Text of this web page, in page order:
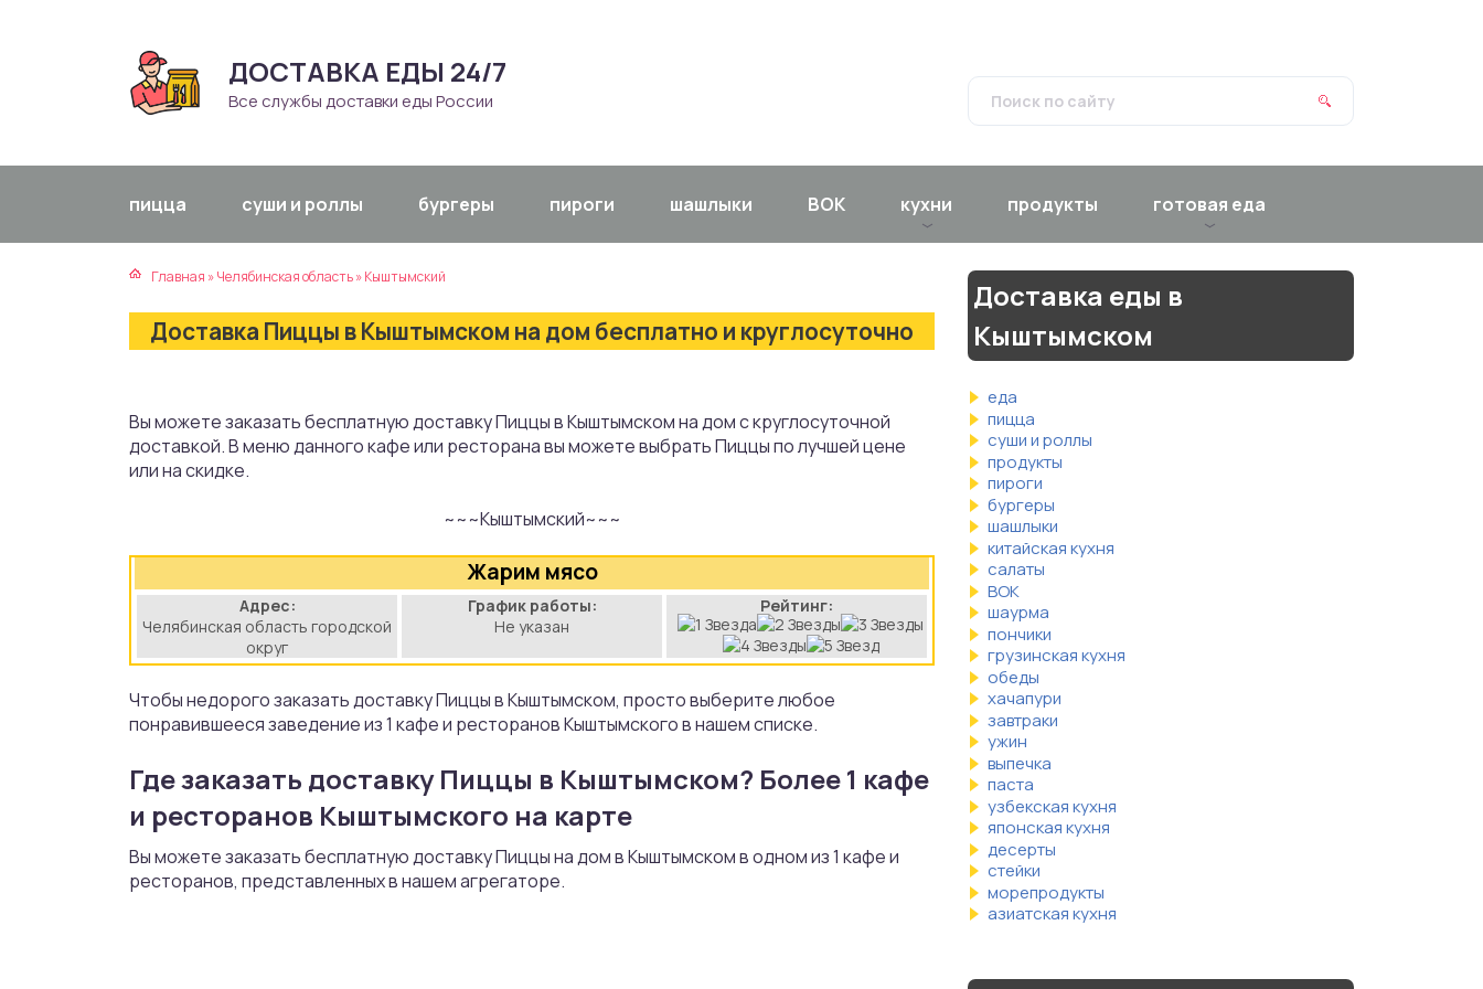
ДОСТАВКА ЕДЫ 24/7
Все службы доставки еды России
пицца суши и роллы бургеры пироги шашлыки ВОК кухни продукты готовая еда
Главная »Челябинская область»Кыштымский
Доставка Пиццы в Кыштымском на дом бесплатно и круглосуточно
Вы можете заказать бесплатную доставку Пиццы в Кыштымском на дом с круглосуточной
доставкой. В меню данного кафе или ресторана вы можете выбрать Пиццы по лучшей цене
или на скидке.
~~~Кыштымский~~~
Жарим мясо
Адрес:
Челябинская область городской
округ
График работы:
Не указан
Рейтинг:
Чтобы недорого заказать доставку Пиццы в Кыштымском, просто выберите любое
понравившееся заведение из 1 кафе и ресторанов Кыштымского в нашем списке.
Где заказать доставку Пиццы в Кыштымском? Более 1 кафе
и ресторанов Кыштымского на карте
Вы можете заказать бесплатную доставку Пиццы на дом в Кыштымском в одном из 1 кафе и
ресторанов, представленных в нашем агрегаторе.
Доставка еды в
Кыштымском
еда
пицца
суши и роллы
продукты
пироги
бургеры
шашлыки
китайская кухня
салаты
ВОК
шаурма
пончики
грузинская кухня
обеды
хачапури
завтраки
ужин
выпечка
паста
узбекская кухня
японская кухня
десерты
стейки
морепродукты
азиатская кухня
кухня